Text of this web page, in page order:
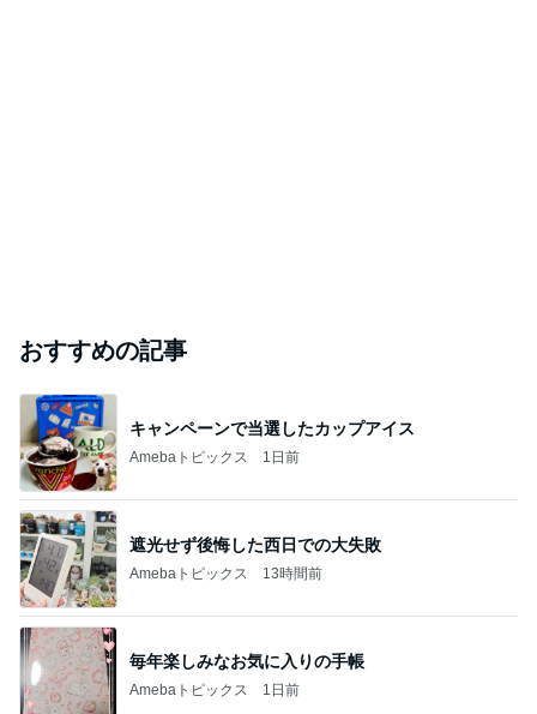
おすすめの記事
キャンペーンで当選したカップアイス
Amebaトピックス 1日前
遮光せず後悔した西日での大失敗
Amebaトピックス 13時間前
毎年楽しみなお気に入りの手帳
Amebaトピックス 1日前